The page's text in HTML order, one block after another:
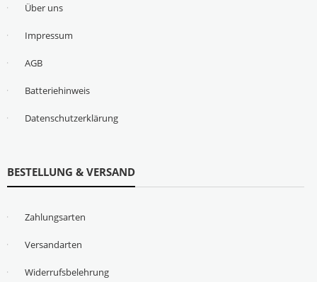
Über uns
Impressum
AGB
Batteriehinweis
Datenschutzerklärung
BESTELLUNG & VERSAND
Zahlungsarten
Versandarten
Widerrufsbelehrung